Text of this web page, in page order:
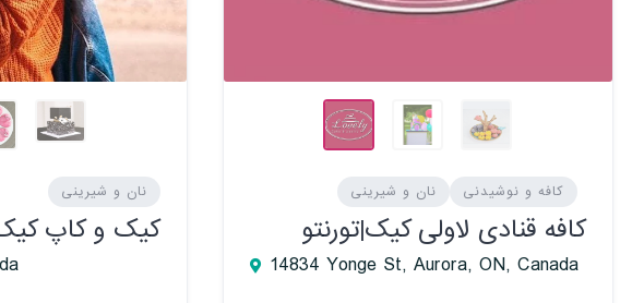
نان و شیرینی
کیک و کاپ کیک
کافه و نوشیدنی نان و شیرینی
کافه قنادی لاولی کیک|تورنتو
14834 Yonge St, Aurora, ON, Canada